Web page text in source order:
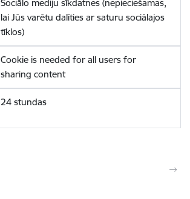
Sociālo mediju sīkdatnes (nepieciešamas,
lai Jūs varētu dalīties ar saturu sociālajos
tīklos)
Cookie is needed for all users for
sharing content
24 stundas